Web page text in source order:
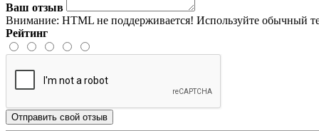
Ваш отзыв
Внимание: HTML не поддерживается! Используйте обычный
Рейтинг
Отправить свой отзыв